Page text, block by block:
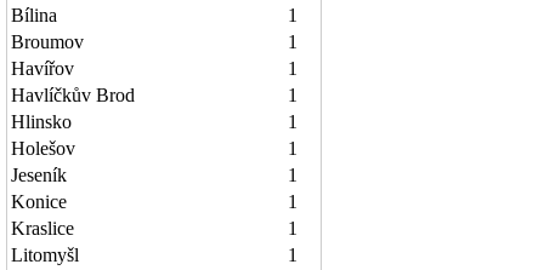
Bílina
1
Broumov
1
Havířov
1
Havlíčkův Brod
1
Hlinsko
1
Holešov
1
Jeseník
1
Konice
1
Kraslice
1
Litomyšl
1